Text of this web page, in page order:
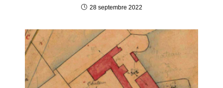
28 septembre 2022